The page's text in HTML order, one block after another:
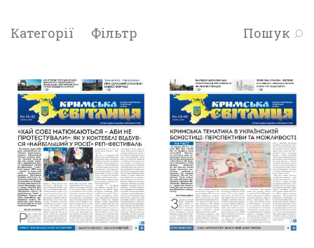
Категорії Фільтр Пошук